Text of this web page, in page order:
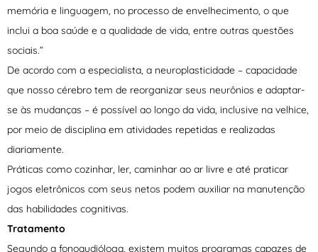
memória e linguagem, no processo de envelhecimento, o que
inclui a boa saúde e a qualidade de vida, entre outras questões
sociais.”
De acordo com a especialista, a neuroplasticidade – capacidade
que nosso cérebro tem de reorganizar seus neurônios e adaptar-
se às mudanças – é possível ao longo da vida, inclusive na velhice,
por meio de disciplina em atividades repetidas e realizadas
diariamente.
Práticas como cozinhar, ler, caminhar ao ar livre e até praticar
jogos eletrônicos com seus netos podem auxiliar na manutenção
das habilidades cognitivas.
Tratamento
Segundo a fonoaudióloga, existem muitos programas capazes de